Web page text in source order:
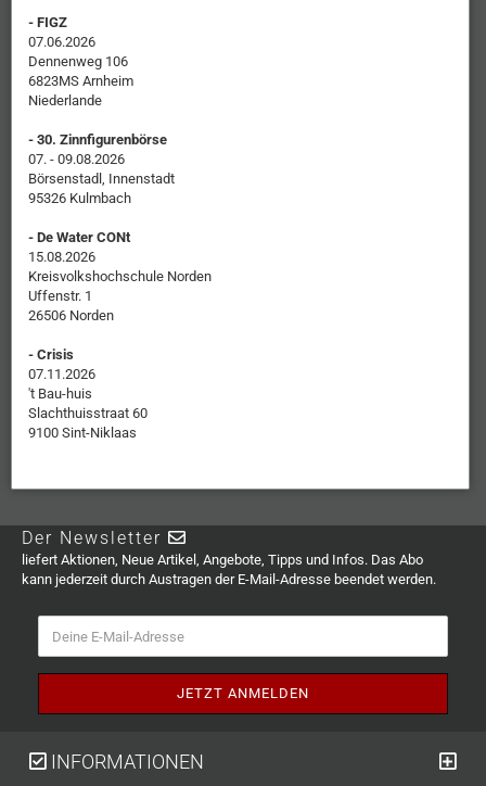
- FIGZ
07.06.2026
Dennenweg 106
6823MS Arnheim
Niederlande
- 30. Zinnfigurenbörse
07. - 09.08.2026
Börsenstadl, Innenstadt
95326 Kulmbach
- De Water CONt
15.08.2026
Kreisvolkshochschule Norden
Uffenstr. 1
26506 Norden
- Crisis
07.11.2026
't Bau-huis
Slachthuisstraat 60
9100 Sint-Niklaas
Der Newsletter
liefert Aktionen, Neue Artikel, Angebote, Tipps und Infos. Das Abo
kann jederzeit durch Austragen der E-Mail-Adresse beendet werden.
INFORMATIONEN